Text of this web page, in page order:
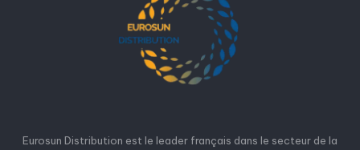
Eurosun Distribution est le leader français dans le secteur de la